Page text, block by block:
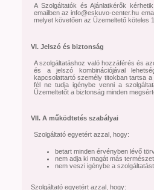
A Szolgáltatók és Ajánlatkérők
emailben az info@eskuvo-center.hu
melyet követően az Üzemeltető köteles
VI. Jelszó és biztonság
A szolgáltatáshoz való hozzáférés és
és a jelszó kombinációjával
kapcsolattartó személy titokban tartsa
fél ne tudja igénybe venni a
Üzemeltetőt a biztonság minden
VII. A működtetés szabályai
Szolgáltató egyetért azzal, hogy:
betart minden érvényben lévő
nem adja ki magát más
nem veszi igénybe a
Szolgáltató egyetért azzal, hogy: